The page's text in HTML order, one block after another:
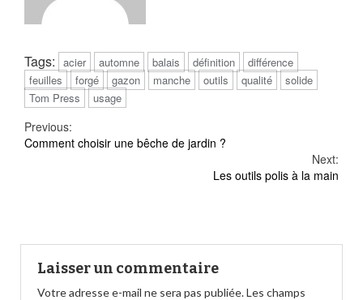
Tags: acier automne balais définition
différence
feuilles
forgé gazon manche outils qualité
solide
Tom Press
usage
Continue
Reading
Previous:
Comment choisir une bêche de jardin ?
Next:
Les outils polis à la main
Laisser un commentaire
Votre adresse e-mail ne sera pas publiée.Les champs